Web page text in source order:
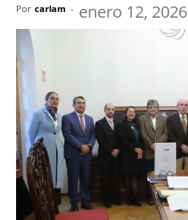
Por carlam - enero 12, 2026